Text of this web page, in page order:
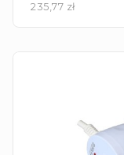
235,77 zł